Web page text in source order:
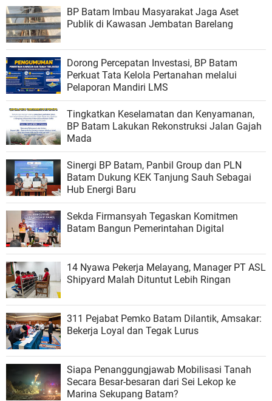
BP Batam Imbau Masyarakat Jaga Aset
Publik di Kawasan Jembatan Barelang
Dorong Percepatan Investasi, BP Batam
Perkuat Tata Kelola Pertanahan melalui
Pelaporan Mandiri LMS
Tingkatkan Keselamatan dan Kenyamanan,
BP Batam Lakukan Rekonstruksi Jalan Gajah
Mada
Sinergi BP Batam, Panbil Group dan PLN
Batam Dukung KEK Tanjung Sauh Sebagai
Hub Energi Baru
Sekda Firmansyah Tegaskan Komitmen
Batam Bangun Pemerintahan Digital
14 Nyawa Pekerja Melayang, Manager PT ASL
Shipyard Malah Dituntut Lebih Ringan
311 Pejabat Pemko Batam Dilantik, Amsakar:
Bekerja Loyal dan Tegak Lurus
Siapa Penanggungjawab Mobilisasi Tanah
Secara Besar-besaran dari Sei Lekop ke
Marina Sekupang Batam?